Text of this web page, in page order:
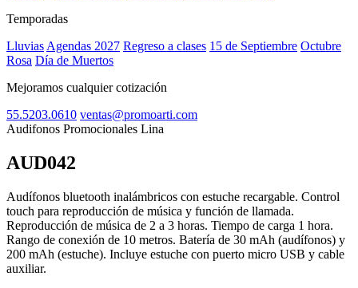
Temporadas
Lluvias Agendas 2027 Regreso a clases 15 de Septiembre Octubre
Rosa Día de Muertos
Mejoramos cualquier cotización
55.5203.0610 ventas@promoarti.com
Audifonos Promocionales Lina
AUD042
Audífonos bluetooth inalámbricos con estuche recargable. Control
touch para reproducción de música y función de llamada.
Reproducción de música de 2 a 3 horas. Tiempo de carga 1 hora.
Rango de conexión de 10 metros. Batería de 30 mAh (audífonos) y
200 mAh (estuche). Incluye estuche con puerto micro USB y cable
auxiliar.